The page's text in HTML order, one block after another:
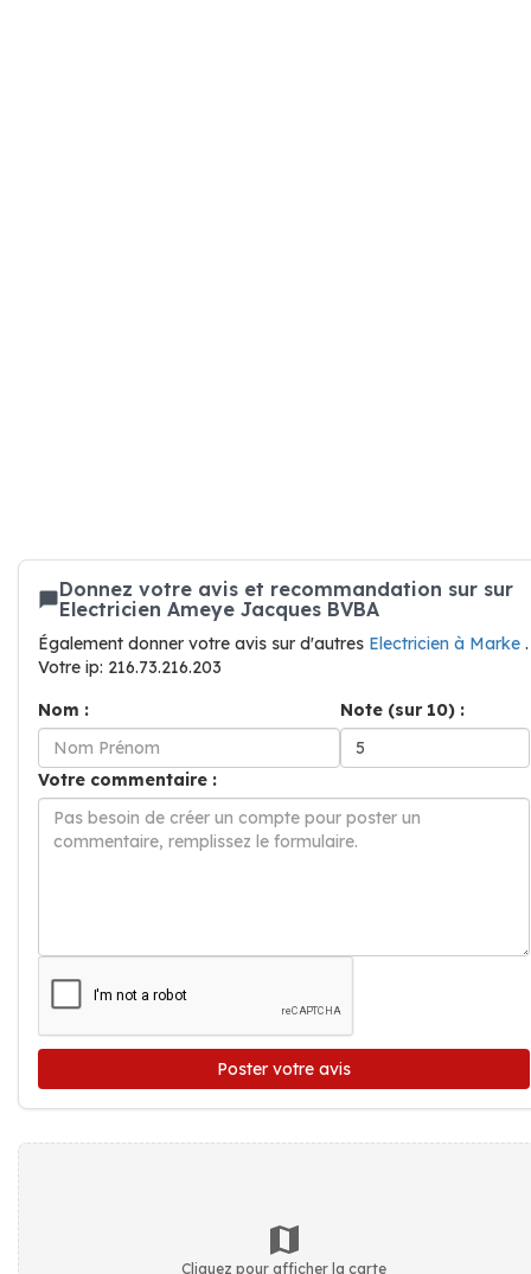
Donnez votre avis et recommandation sur sur
Electricien Ameye Jacques BVBA
Également donner votre avis sur d'autres Electricien à Marke .
Votre ip: 216.73.216.203
Nom :
Note (sur 10) :
Votre commentaire :
Poster votre avis
Cliquez pour afficher la carte